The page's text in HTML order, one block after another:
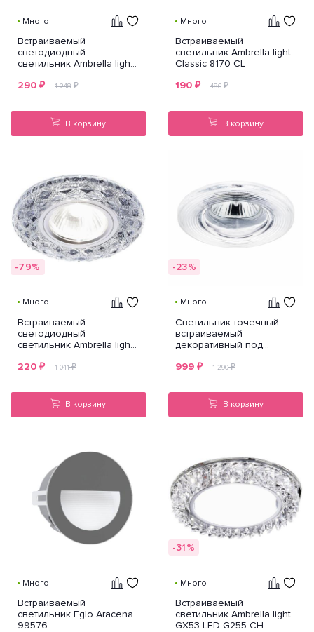
Много
Встраиваемый
светодиодный
светильник Ambrella light
290 ₽ 1 248₽
В корзину
Много
Встраиваемый
светильник Ambrella light
Classic 8170 CL
190₽ 486₽
В корзину
-79%
Много
Встраиваемый
светодиодный
светильник Ambrella light
220 ₽ 1 041₽
В корзину
-23%
Много
Светильник точечный
встраиваемый
декоративный под
или LED лампы Difesa
999₽ 1 290₽
В корзину
Много
Встраиваемый
светильник Eglo Aracena
99576
-31%
Много
Встраиваемый
светильник Ambrella light
GX53 LED G255 CH